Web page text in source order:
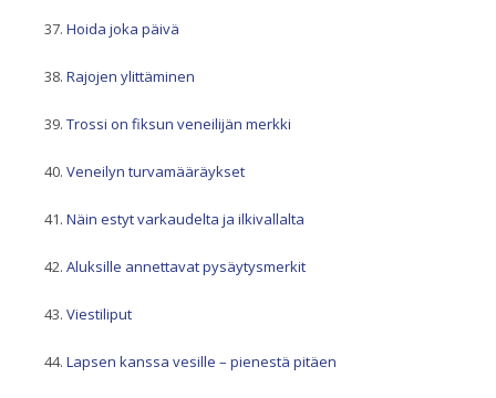
Hoida joka päivä
Rajojen ylittäminen
Trossi on fiksun veneilijän merkki
Veneilyn turvamääräykset
Näin estyt varkaudelta ja ilkivallalta
Aluksille annettavat pysäytysmerkit
Viestiliput
Lapsen kanssa vesille – pienestä pitäen